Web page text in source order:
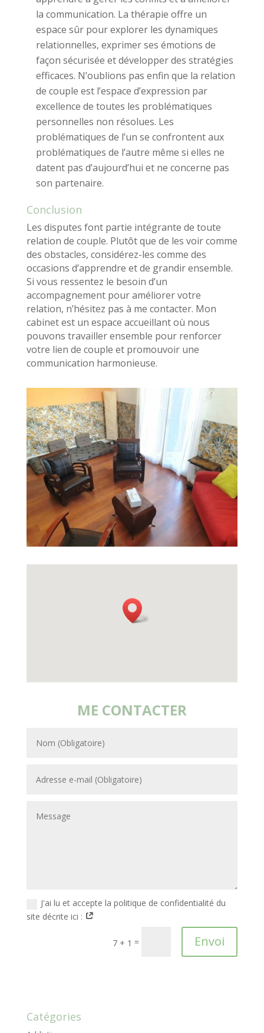
la communication. La thérapie offre un
espace sûr pour explorer les dynamiques
relationnelles, exprimer ses émotions de
façon sécurisée et développer des stratégies
efficaces. N’oublions pas enfin que la relation
de couple est l’espace d’expression par
excellence de toutes les problématiques
personnelles non résolues. Les
problématiques de l’un se confrontent aux
problématiques de l’autre même si elles ne
datent pas d’aujourd’hui et ne concerne pas
son partenaire.
Conclusion
Les disputes font partie intégrante de toute
relation de couple. Plutôt que de les voir comme
des obstacles, considérez-les comme des
occasions d’apprendre et de grandir ensemble.
Si vous ressentez le besoin d’un
accompagnement pour améliorer votre
relation, n’hésitez pas à me contacter. Mon
cabinet est un espace accueillant où nous
pouvons travailler ensemble pour renforcer
votre lien de couple et promouvoir une
communication harmonieuse.
ME CONTACTER
J'ai lu et accepte la politique de confidentialité du
site décrite ici :
7 + 1 = Envoi
Catégories